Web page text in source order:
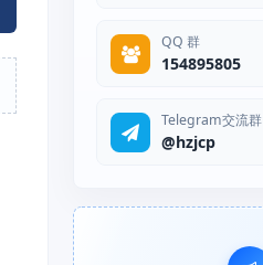
QQ 群
154895805
Telegram交流群
@hzjcp